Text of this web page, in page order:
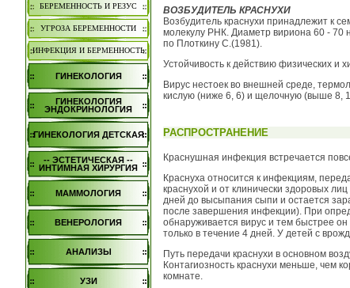
БЕРЕМЕННОСТЬ И РЕЗУС
УГРОЗА БЕРЕМЕННОСТИ
ИНФЕКЦИЯ И БЕРМЕННОСТЬ
ГИНЕКОЛОГИЯ
ГИНЕКОЛОГИЯ
ЭНДОКРИНОЛОГИЯ
ГИНЕКОЛОГИЯ ДЕТСКАЯ
-- ЭСТЕТИЧЕСКАЯ --
ИНТИМНАЯ ХИРУРГИЯ
МАММОЛОГИЯ
ВЕНЕРОЛОГИЯ
АНАЛИЗЫ
УЗИ
ВОЗБУДИТЕЛЬ КРАСНУХИ
Возбудитель краснухи принадлежит к
молекулу РНК. Диаметр вириона 60 - 70
по Плоткину С.(1981).
Устойчивость к действию физических и
Вирус нестоек во внешней среде,
кислую (ниже 6, 6) и щелочную (выше 8,
РАСПРОСТРАНЕНИЕ
Краснушная инфекция встречается
Краснуха относится к инфекциям,
краснухой и от клинически здоровых
дней до высыпания сыпи и остается
после завершения инфекции). При
обнаруживается вирус и тем быстрее
только в течение 4 дней. У детей с
Путь передачи краснухи в основном
Контагиозность краснухи меньше, чем
комнате.